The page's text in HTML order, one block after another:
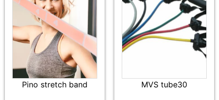
Pino stretch band MVS tube30